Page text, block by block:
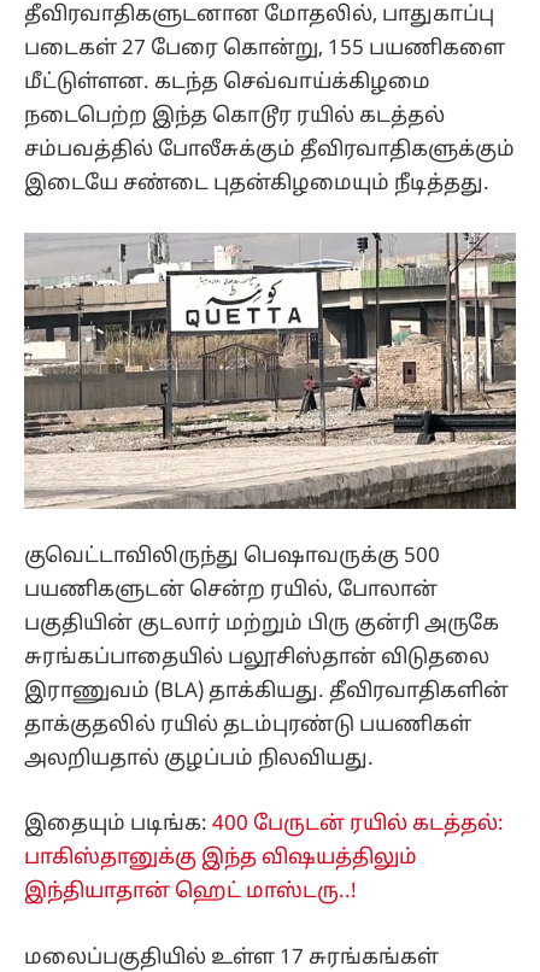
தீவிரவாதிகளுடனான மோதலில், பாதுகாப்பு
படைகள் 27 பேரை கொன்று, 155 பயணிகளை
மீட்டுள்ளன. கடந்த செவ்வாய்க்கிழமை
நடைபெற்ற இந்த கொடூர ரயில் கடத்தல்
சம்பவத்தில் போலீசுக்கும் தீவிரவாதிகளுக்கும்
இடையே சண்டை புதன்கிழமையும் நீடித்தது.
குவெட்டாவிலிருந்து பெஷாவருக்கு 500
பயணிகளுடன் சென்ற ரயில், போலான்
பகுதியின் குடலார் மற்றும் பிரு குன்ரி அருகே
சுரங்கப்பாதையில் பலூசிஸ்தான் விடுதலை
இராணுவம் (BLA) தாக்கியது. தீவிரவாதிகளின்
தாக்குதலில் ரயில் தடம்புரண்டு பயணிகள்
அலறியதால் குழப்பம் நிலவியது.
இதையும் படிங்க: 400 பேருடன் ரயில் கடத்தல்:
பாகிஸ்தானுக்கு இந்த விஷயத்திலும்
இந்தியாதான் ஹெட் மாஸ்டரு..!
மலைப்பகுதியில் உள்ள 17 சுரங்கங்கள்